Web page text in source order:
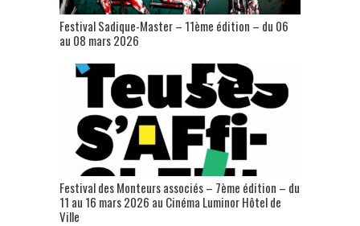
Festival Sadique-Master – 11ème édition – du 06
au 08 mars 2026
Festival des Monteurs associés – 7ème édition – du
11 au 16 mars 2026 au Cinéma Luminor Hôtel de
Ville